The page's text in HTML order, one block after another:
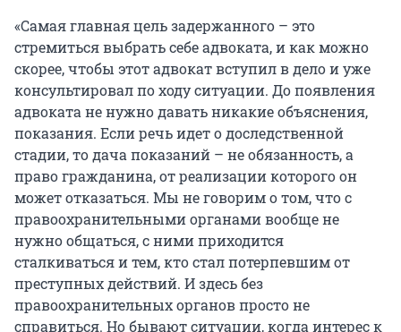
«Самая главная цель задержанного – это
стремиться выбрать себе адвоката, и как можно
скорее, чтобы этот адвокат вступил в дело и уже
консультировал по ходу ситуации. До появления
адвоката не нужно давать никакие объяснения,
показания. Если речь идет о доследственной
стадии, то дача показаний – не обязанность, а
право гражданина, от реализации которого он
может отказаться. Мы не говорим о том, что с
правоохранительными органами вообще не
нужно общаться, с ними приходится
сталкиваться и тем, кто стал потерпевшим от
преступных действий. И здесь без
правоохранительных органов просто не
справиться. Но бывают ситуации, когда интерес к